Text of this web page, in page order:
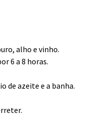
alho e vinho.
6 a 8 horas.
de azeite e a banha.